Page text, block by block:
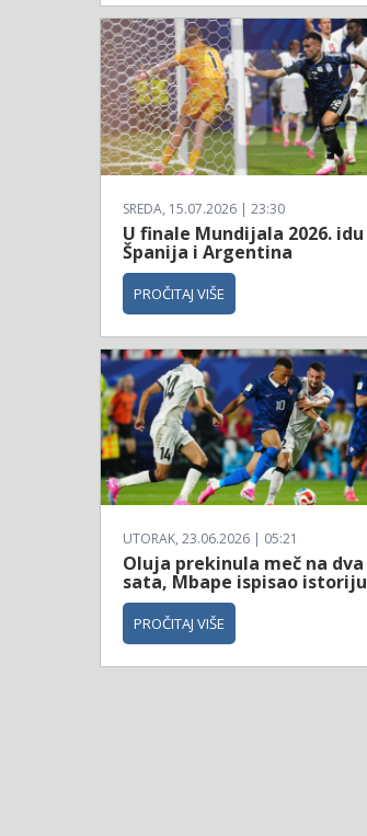
SREDA, 15.07.2026 | 23:30
U finale Mundijala 2026. idu
Španija i Argentina
PROČITAJ VIŠE
UTORAK, 23.06.2026 | 05:21
Oluja prekinula meč na dva
sata, Mbape ispisao istoriju
PROČITAJ VIŠE